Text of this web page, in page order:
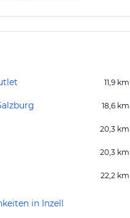
11,9 km
18,6 km
20,3 km
20,3 km
22,2 km
in Inzell